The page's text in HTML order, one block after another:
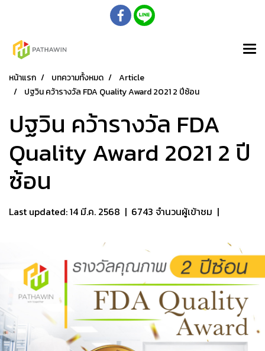
หน้าแรก บทความทั้งหมด
Article
ปฐวิน คว้ารางวัล FDA Quality Award 2021 2 ปีซ้อน
ปฐวิน คว้ารางวัล FDA
Quality Award 2021 2 ปี
ซ้อน
Last updated: 14 มี.ค. 2568 | 6743 จำนวนผู้เข้าชม |